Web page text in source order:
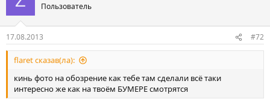
Пользователь
17.08.2013 #72
flaret сказав(ла):
кинь фото на обозрение как тебе там сделали всё таки
интересно же как на твоём БУМЕРЕ смотрятся